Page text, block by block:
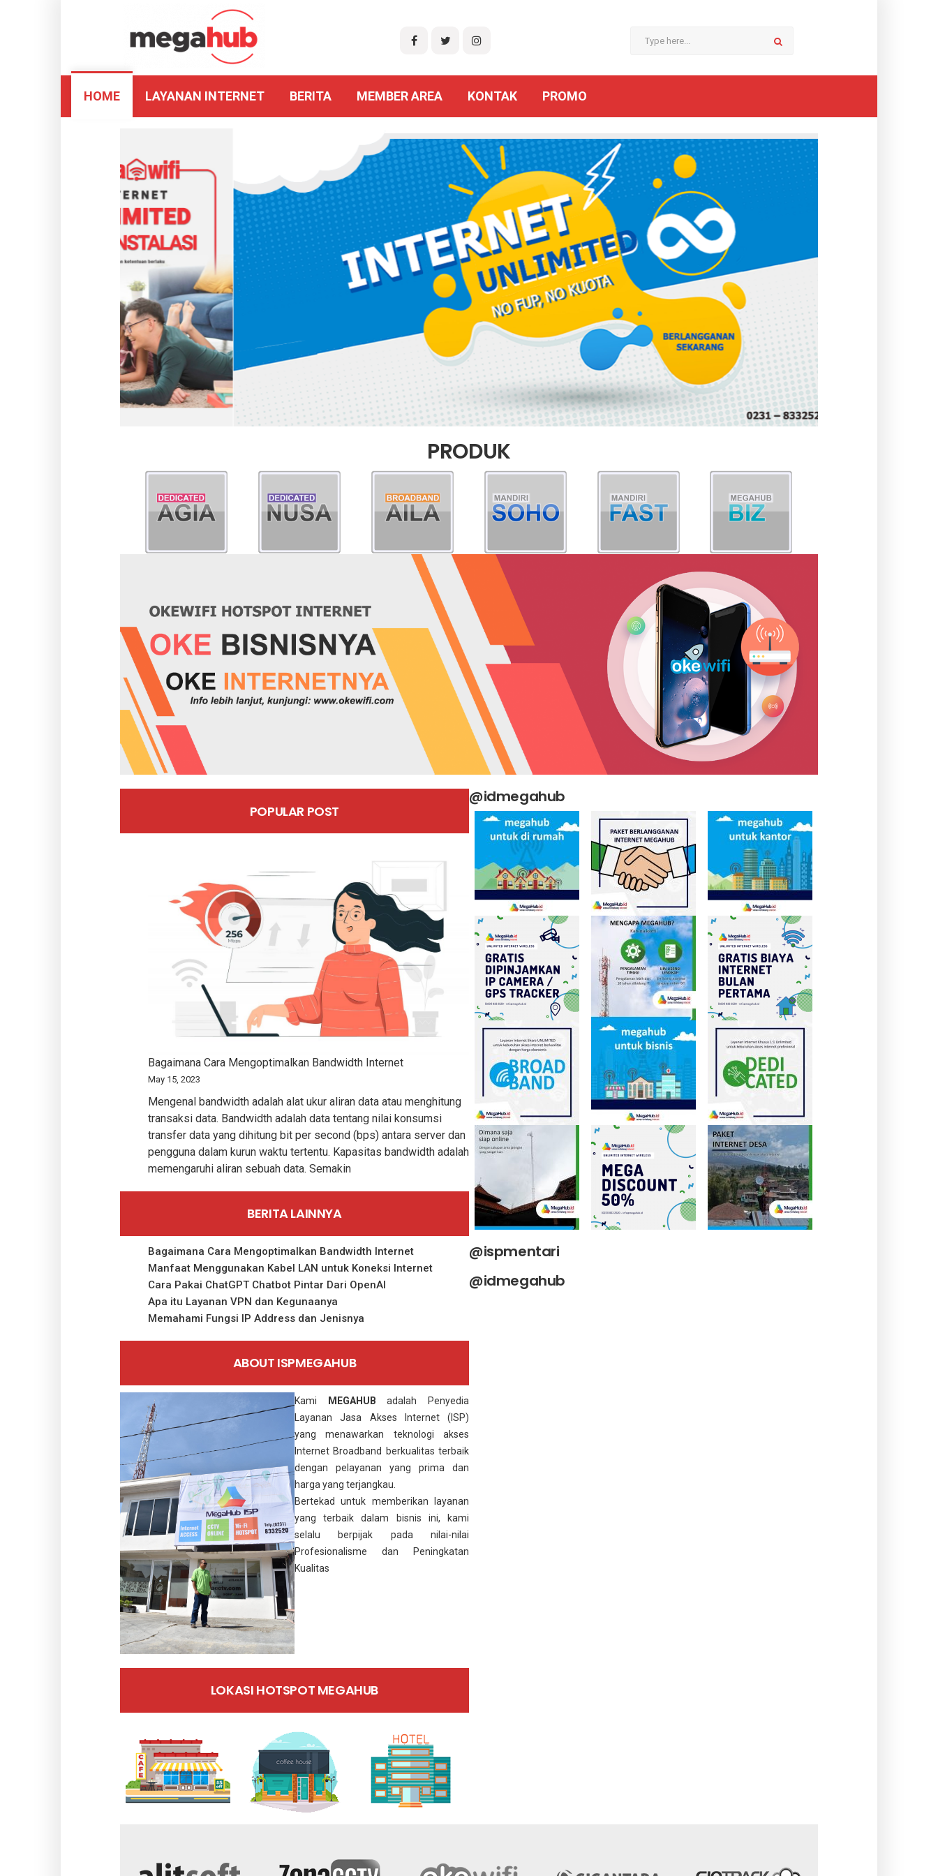
HOME LAYANAN INTERNET BERITA MEMBER AREA KONTAK PROMO
PRODUK
POPULAR POST
Bagaimana Cara Mengoptimalkan Bandwidth Internet
May 15, 2023
Mengenal bandwidth adalah alat ukur aliran data atau menghitung
transaksi data. Bandwidth adalah data tentang nilai konsumsi
transfer data yang dihitung bit per second (bps) antara server dan
pengguna dalam kurun waktu tertentu. Kapasitas bandwidth adalah
memengaruhi aliran sebuah data. Semakin
BERITA LAINNYA
Bagaimana Cara Mengoptimalkan Bandwidth Internet
Manfaat Menggunakan Kabel LAN untuk Koneksi Internet
Cara Pakai ChatGPT Chatbot Pintar Dari OpenAI
Apa itu Layanan VPN dan Kegunaanya
Memahami Fungsi IP Address dan Jenisnya
ABOUT ISPMEGAHUB
Kami MEGAHUB adalah Penyedia
Layanan Jasa Akses Internet (ISP)
yang menawarkan teknologi akses
Internet Broadband berkualitas terbaik
dengan pelayanan yang prima dan
harga yang terjangkau.
Bertekad untuk memberikan layanan
yang terbaik dalam bisnis ini, kami
selalu berpijak pada nilai-nilai
Profesionalisme dan Peningkatan
Kualitas
LOKASI HOTSPOT MEGAHUB
@idmegahub
@ispmentari
@idmegahub